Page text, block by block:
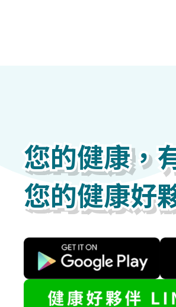
您的健康，
您的健康好
您的健康，
您的健康好
您的健康，
您的健康好